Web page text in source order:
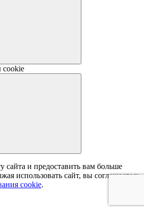
сайта и предоставить вам больше
использовать сайт, вы соглашаетесь
cookie.